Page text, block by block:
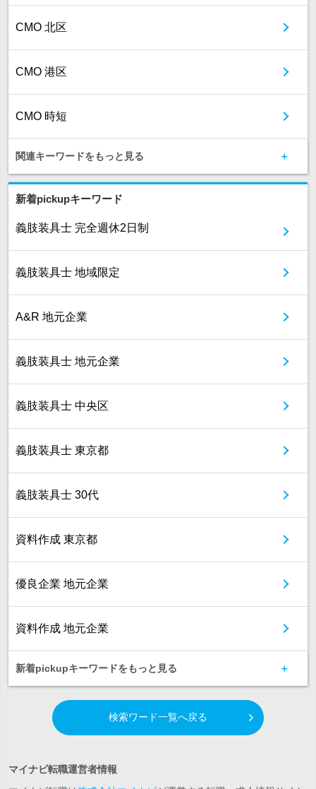
CMO 北区
CMO 港区
CMO 時短
関連キーワードをもっと見る
新着pickupキーワード
義肢装具士 完全週休2日制
義肢装具士 地域限定
A&R 地元企業
義肢装具士 地元企業
義肢装具士 中央区
義肢装具士 東京都
義肢装具士 30代
資料作成 東京都
優良企業 地元企業
資料作成 地元企業
新着pickupキーワードをもっと見る
検索ワード一覧へ戻る
マイナビ転職運営者情報